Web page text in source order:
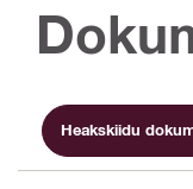
Heakskiidu